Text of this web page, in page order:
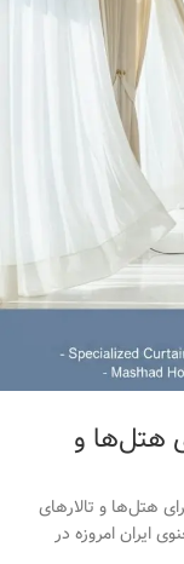
هتل‌ها و
هتل‌ها و تالارهای
ایران امروزه در